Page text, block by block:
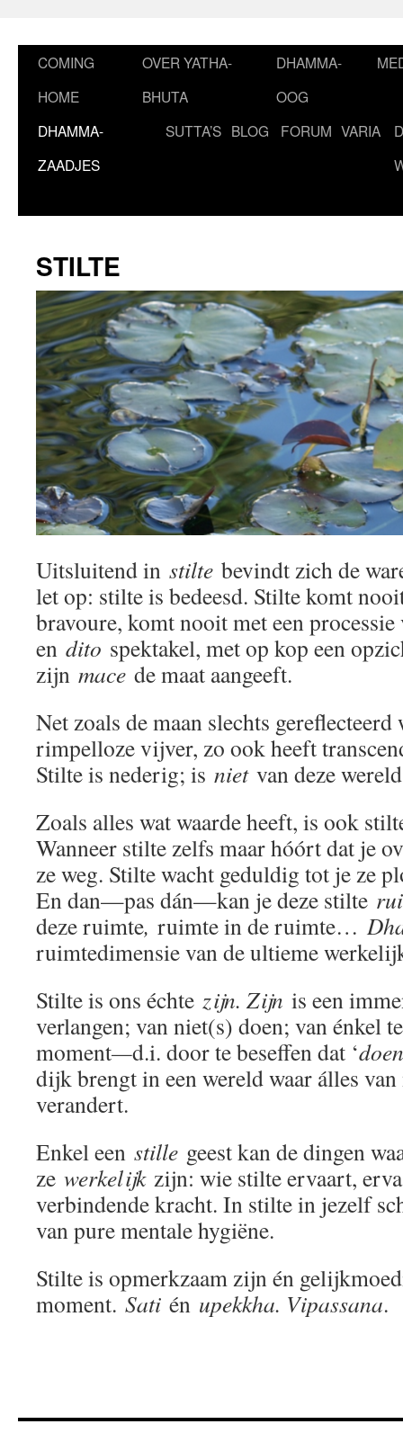
COMING
HOME
OVER YATHA-
BHUTA
DHAMMA-
OOG
DHAMMA-
ZAADJES
SUTTA’S BLOG FORUM VARIA
STILTE
Uitsluitend in stilte bevindt zich de
let op: stilte is bedeesd. Stilte komt
bravoure, komt nooit met een
en dito spektakel, met op kop een
zijn mace de maat aangeeft.
Net zoals de maan slechts
rimpelloze vijver, zo ook heeft
Stilte is nederig; is niet van deze
Zoals alles wat waarde heeft, is ook
Wanneer stilte zelfs maar hóórt dat je
ze weg. Stilte wacht geduldig tot je ze
En dan—pas dán—kan je deze stilte
deze ruimte, ruimte in de ruimte…
ruimtedimensie van de ultieme
Stilte is ons échte zijn. Zijn is een
verlangen; van niet(s) doen; van énkel
moment—d.i. door te beseffen dat ‘doen
dijk brengt in een wereld waar álles
verandert.
Enkel een stille geest kan de dingen
ze werkelijk zijn: wie stilte ervaart,
verbindende kracht. In stilte in jezelf
van pure mentale hygiëne.
Stilte is opmerkzaam zijn én
moment. Sati én upekkha. Vipassana.